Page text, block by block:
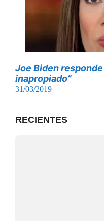
Joe Biden
inapropiado”
31/03/2019
RECIENTES